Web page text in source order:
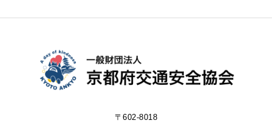
〒602-8018